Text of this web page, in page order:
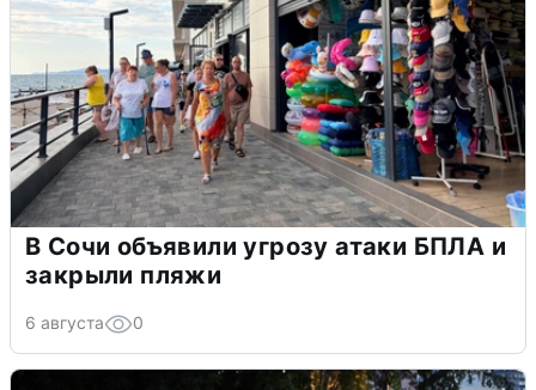
В Сочи объявили угрозу атаки БПЛА и
закрыли пляжи
6 августа 0